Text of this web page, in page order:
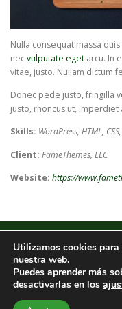
Nulla consequat massa
necvulputate eget arcu. In
vitae, justo. Nullam dictum
Donec pede justo, fringilla
justo, rhoncus ut, imperdiet
Skills: WordPress, HTML,
Client: FameThemes, LLC
Website: https://
Copyright © 2024
legal-
Utilizamos cookies
nuestra web.
Puedes aprender más
desactivarlas en los